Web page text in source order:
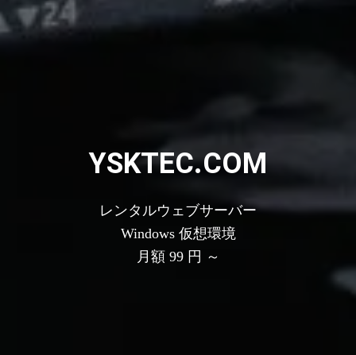
YSKTEC.COM
レンタルウェブサーバー
Windows 仮想環境
月額 99 円 ～